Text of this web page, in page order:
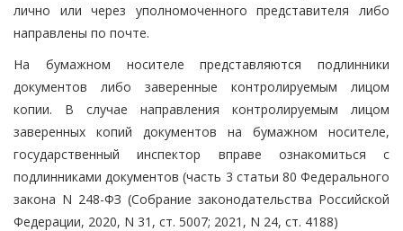
лично или через уполномоченного представителя либо
направлены по почте.
На бумажном носителе представляются подлинники
документов либо заверенные контролируемым лицом
копии. В случае направления контролируемым лицом
заверенных копий документов на бумажном носителе,
государственный инспектор вправе ознакомиться с
подлинниками документов (часть 3 статьи 80 Федерального
закона N 248-ФЗ (Собрание законодательства Российской
Федерации, 2020, N 31, ст. 5007; 2021, N 24, ст. 4188)